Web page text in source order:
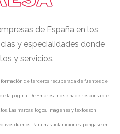
de España en los
y especialidades donde
y servicios.
de terceros recuperada de fuentes de
la página. DirEmpresa no se hace responsable
Las marcas, logos, imágenes y textos son
dueños. Para más aclaraciones, póngase en